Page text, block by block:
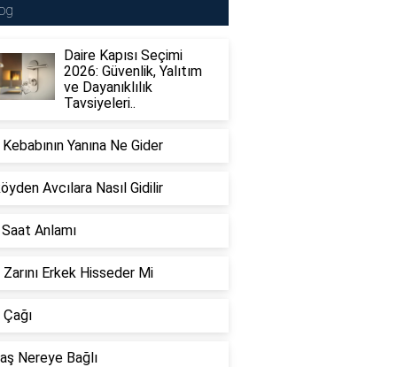
Daire Kapısı Seçimi
2026: Güvenlik, Yalıtım
ve Dayanıklılık
Tavsiyeleri..
Yanına Ne Gider
Avcılara Nasıl Gidilir
Anlamı
Zarını Erkek Hisseder Mi
Nereye Bağlı